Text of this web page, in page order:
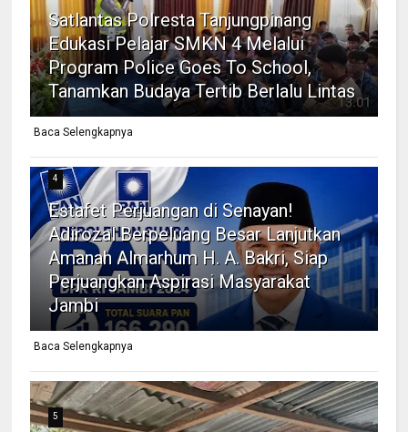
Satlantas Polresta Tanjungpinang
Edukasi Pelajar SMKN 4 Melalui
Program Police Goes To School,
Tanamkan Budaya Tertib Berlalu Lintas
Baca Selengkapnya
4
Estafet Perjuangan di Senayan!
Adirozal Berpeluang Besar Lanjutkan
Amanah Almarhum H. A. Bakri, Siap
Perjuangkan Aspirasi Masyarakat
Jambi
Baca Selengkapnya
5